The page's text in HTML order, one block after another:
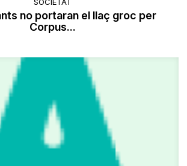
no portaran el llaç groc per
Corpus...